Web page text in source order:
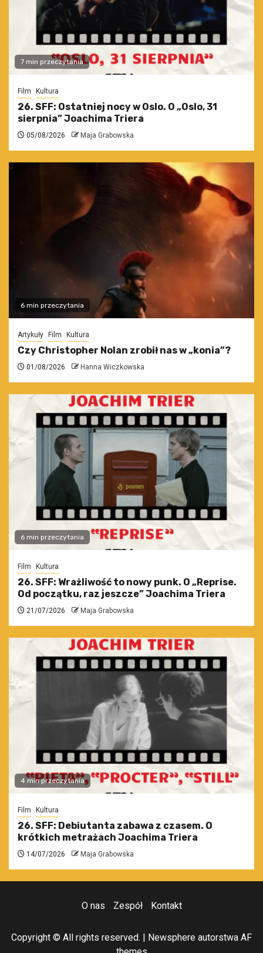
7 min przeczytania
Film Kultura
26. SFF: Ostatniej nocy w Oslo. O „Oslo, 31
sierpnia” Joachima Triera
05/08/2026 Maja Grabowska
6 min przeczytania
Artykuły Film Kultura
Czy Christopher Nolan zrobił nas w „konia”?
01/08/2026 Hanna Wiczkowska
6 min przeczytania
Film Kultura
26. SFF: Wrażliwość to nowy punk. O „Reprise.
Od początku, raz jeszcze” Joachima Triera
21/07/2026 Maja Grabowska
4 min przeczytania
Film Kultura
26. SFF: Debiutanta zabawa z czasem. O
krótkich metrażach Joachima Triera
14/07/2026 Maja Grabowska
O nas Zespół Kontakt
Copyright © All rights reserved. Newsphere autorstwa AF